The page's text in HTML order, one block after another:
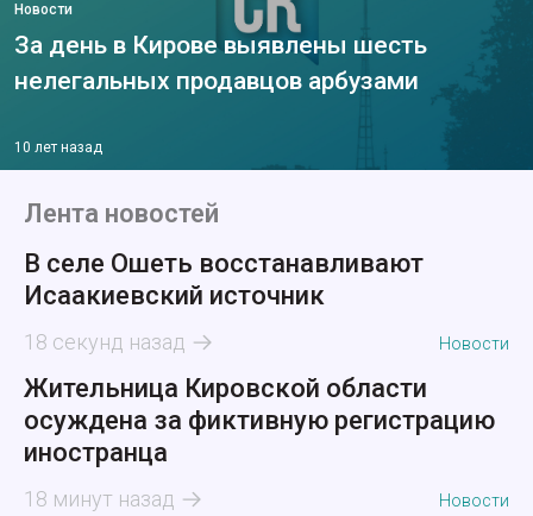
Новости
За день в Кирове выявлены шесть
нелегальных продавцов арбузами
10 лет назад
Лента новостей
В селе Ошеть восстанавливают
Исаакиевский источник
18 секунд назад Новости
Жительница Кировской области
осуждена за фиктивную регистрацию
иностранца
18 минут назад Новости